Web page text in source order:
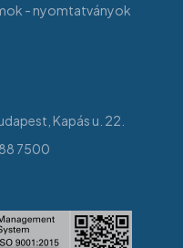
- nyomtatványok
Kapás u. 22.
7500